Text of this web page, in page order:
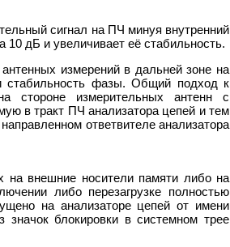
сигнал на ПЧ минуя внутренний
дБ и увеличивает её стабильность.
измерений в дальней зоне на
стабильность фазы. Общий подход к
стороне измерительных антенн с
в тракт ПЧ анализатора цепей и тем
ответвителе анализатора
на внешние носители памяти либо на
либо перезагрузке полностью
на анализаторе цепей от имени
блокировки в системном трее